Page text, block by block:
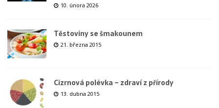
10. února 2026
Těstoviny se šmakounem
21. března 2015
Cizrnová polévka – zdraví z přírody
13. dubna 2015